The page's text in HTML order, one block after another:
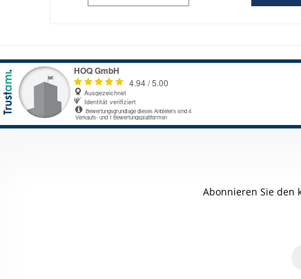
Abonnieren Sie den